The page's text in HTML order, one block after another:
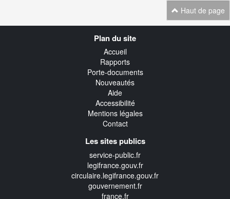
Haut de page
Plan du site
Accueil
Rapports
Porte-documents
Nouveautés
Aide
Accessibilité
Mentions légales
Contact
Les sites publics
service-public.fr
legifrance.gouv.fr
circulaire.legifrance.gouv.fr
gouvernement.fr
france.fr